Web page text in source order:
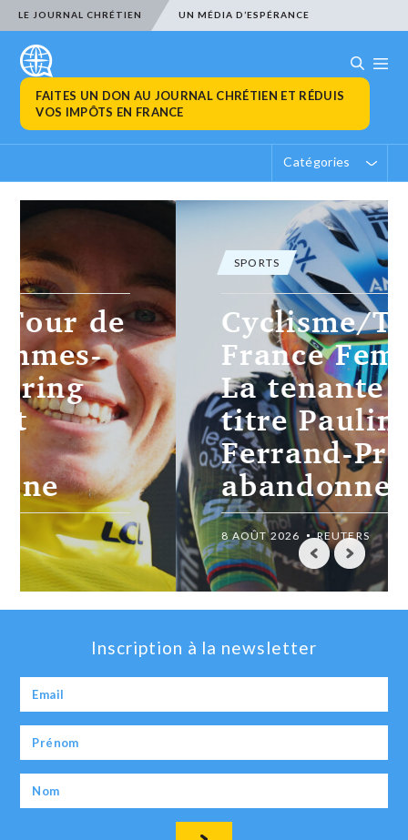
LE JOURNAL CHRÉTIEN UN MÉDIA D’ESPÉRANCE
FAITES UN DON AU JOURNAL CHRÉTIEN ET RÉDUIS
VOS IMPÔTS EN FRANCE
Catégories
Cyclisme/Tour de
France Femmes-
La tenante du
titre Pauline
Ferrand-Prévot
abandonne
8 AOÛT 2026 REUTERS
Inscription à la newsletter